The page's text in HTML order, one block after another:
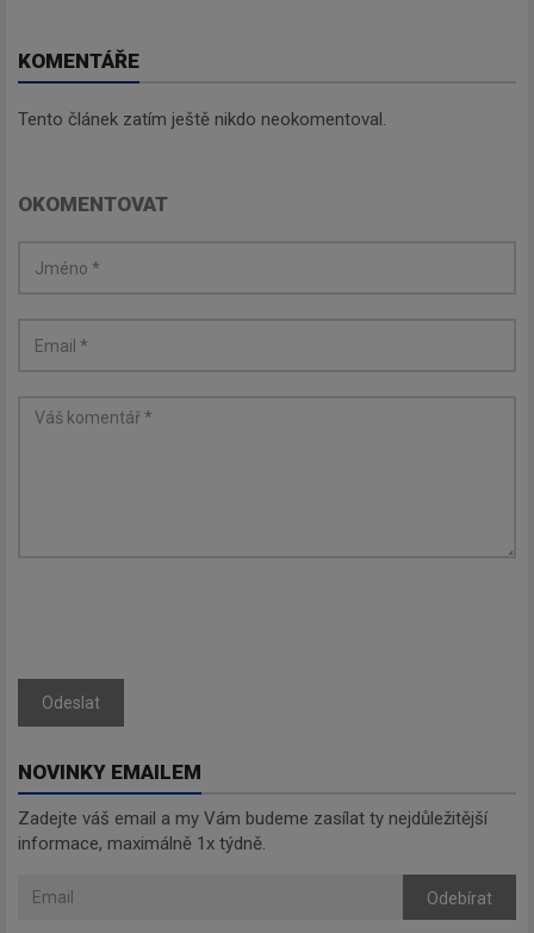
KOMENTÁŘE
Tento článek zatím ještě nikdo neokomentoval.
OKOMENTOVAT
Odeslat
NOVINKY EMAILEM
Zadejte váš email a my Vám budeme zasílat ty nejdůležitější
informace, maximálně 1x týdně.
Odebírat
informace, maximálně 1x týdně.